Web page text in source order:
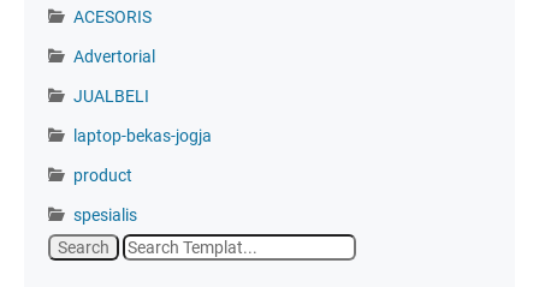
ACESORIS
Advertorial
JUALBELI
laptop-bekas-jogja
product
spesialis